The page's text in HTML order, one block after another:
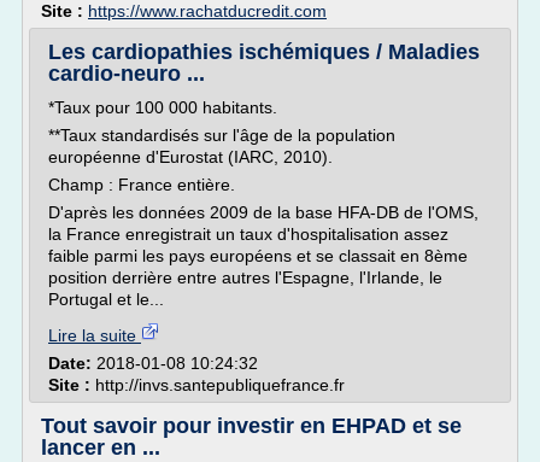
Site : https://www.rachatducredit.com
Les cardiopathies ischémiques / Maladies
cardio-neuro ...
*Taux pour 100 000 habitants.
**Taux standardisés sur l'âge de la population
européenne d'Eurostat (IARC, 2010).
Champ : France entière.
D'après les données 2009 de la base HFA-DB de l'OMS,
la France enregistrait un taux d'hospitalisation assez
faible parmi les pays européens et se classait en 8ème
position derrière entre autres l'Espagne, l'Irlande, le
Portugal et le...
Lire la suite
Date: 2018-01-08 10:24:32
Site : http://invs.santepubliquefrance.fr
Tout savoir pour investir en EHPAD et se
lancer en ...